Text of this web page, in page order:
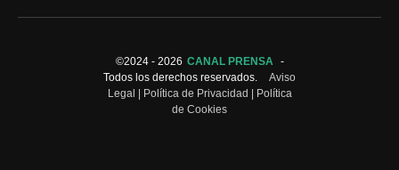
©2024 - 2026 CANAL PRENSA
-
Todos los derechos reservados.
Aviso
Legal
Política de Privacidad
Política
de Cookies